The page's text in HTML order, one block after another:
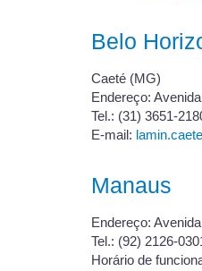
Belo
Caeté (MG)
Endereço:
Tel.: (31) 3651-
E-mail:
Manaus
Endereço:
Tel.: (92) 2126-
Horário de